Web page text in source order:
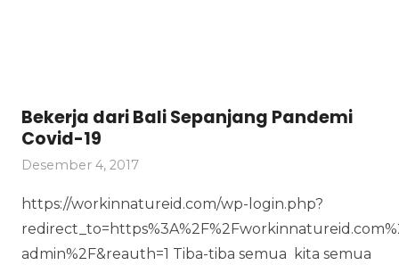
Bekerja dari Bali Sepanjang Pandemi
Covid-19
Desember 4, 2017
https://workinnatureid.com/wp-login.php?
admin%2F&reauth=1 Tiba-tiba semua kita semua